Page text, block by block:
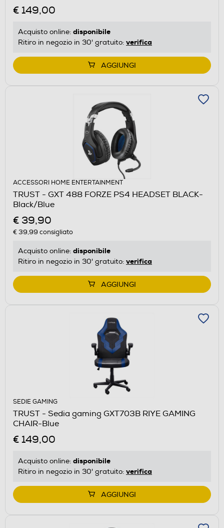
€ 149,00
Acquisto online: disponibile
Ritiro in negozio in 30' gratuito: verifica
AGGIUNGI
ACCESSORI HOME ENTERTAINMENT
TRUST - GXT 488 FORZE PS4 HEADSET BLACK-
Black/Blue
€ 39,90
€ 39,99 consigliato
Acquisto online: disponibile
Ritiro in negozio in 30' gratuito: verifica
AGGIUNGI
SEDIE GAMING
TRUST - Sedia gaming GXT703B RIYE GAMING
CHAIR-Blue
€ 149,00
Acquisto online: disponibile
Ritiro in negozio in 30' gratuito: verifica
AGGIUNGI